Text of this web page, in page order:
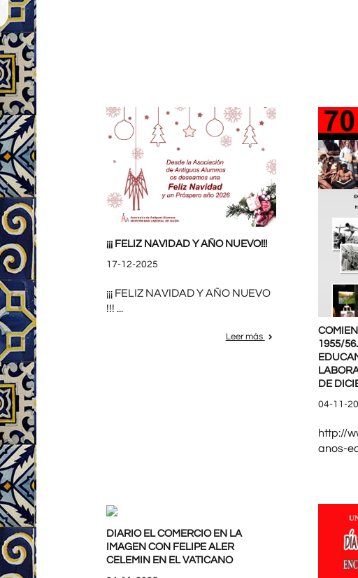
¡¡¡ FELIZ NAVIDAD Y AÑO NUEVO!!!
17-12-2025
¡¡¡ FELIZ NAVIDAD Y AÑO NUEVO
!!! ...
Leer más
1955/
DE
04-11-
http://
anos-
DIARIO EL COMERCIO EN LA
IMAGEN CON FELIPE ALER
CELEMIN EN EL VATICANO